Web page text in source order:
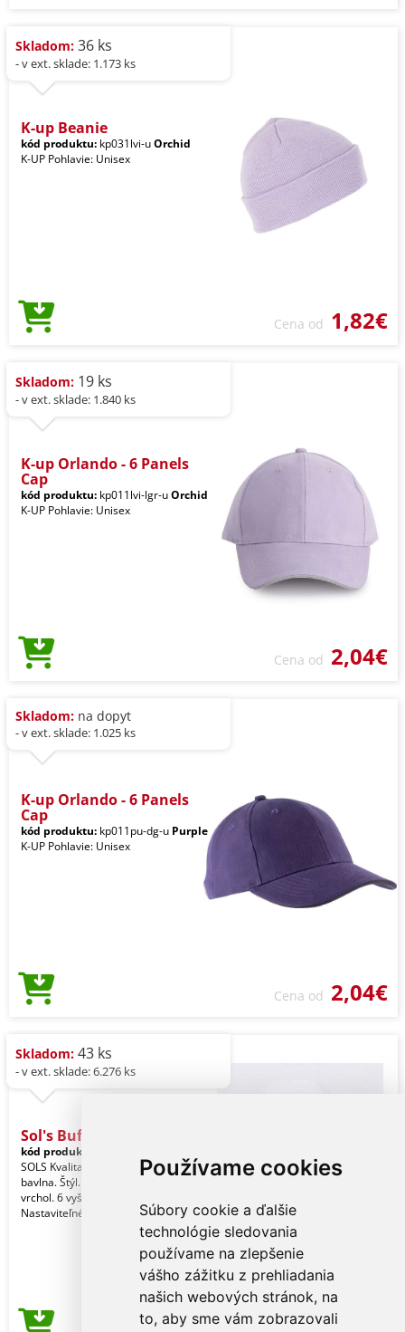
Používame cookies
Súbory cookie a ďalšie
technológie sledovania
používame na zlepšenie
vášho zážitku z prehliadania
našich webových stránok, na
to, aby sme vám zobrazovali
Skladom: 36 ks
- v ext. sklade: 1.173 ks
K-up Beanie
kód produktu: kp031lvi-uOrchid
K-UP Pohlavie: Unisex
Cena od 1,82€
Skladom: 19 ks
- v ext. sklade: 1.840 ks
K-up Orlando - 6 Panels
Cap
kód produktu: kp011lvi-lgr-uOrchid
K-UP Pohlavie: Unisex
Cena od 2,04€
Skladom: na dopyt
- v ext. sklade: 1.025 ks
K-up Orlando - 6 Panels
Cap
kód produktu: kp011pu-dg-u Purple
K-UP Pohlavie: Unisex
Cena od 2,04€
Skladom: 43 ks
- v ext. sklade: 6.276 ks
Sol's Buffalo - Six Panel
kód produktu:
SOLS Kvalita. 100 % hrubá česaná
bavlna. Štýl. 6 panelov. Predtvarovaný
vrchol. 6 vyšívané vetracie očká.
Nastaviteľné z